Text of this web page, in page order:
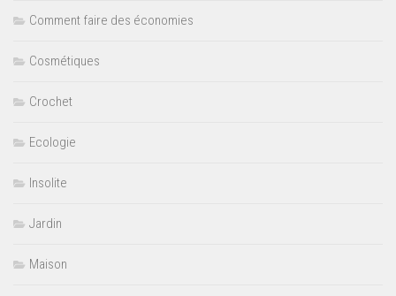
Comment faire des économies
Cosmétiques
Crochet
Ecologie
Insolite
Jardin
Maison